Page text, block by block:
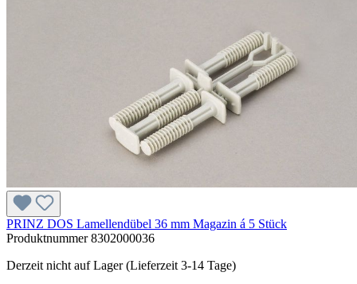
PRINZ DOS Lamellendübel 36 mm Magazin á 5 Stück
Produktnummer8302000036
Derzeit nicht auf Lager (Lieferzeit 3-14 Tage)